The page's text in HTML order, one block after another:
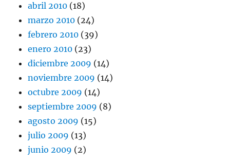
abril 2010 (18)
marzo 2010 (24)
febrero 2010 (39)
enero 2010 (23)
diciembre 2009 (14)
noviembre 2009 (14)
octubre 2009 (14)
septiembre 2009 (8)
agosto 2009 (15)
julio 2009 (13)
junio 2009 (2)